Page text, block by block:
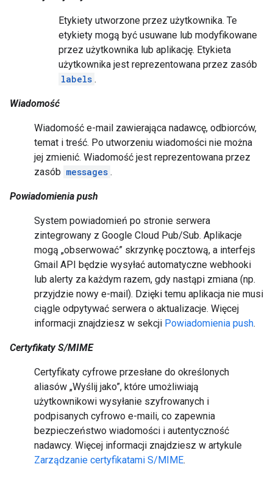
Etykiety utworzone przez użytkownika. Te
etykiety mogą być usuwane lub modyfikowane
przez użytkownika lub aplikację. Etykieta
użytkownika jest reprezentowana przez zasób
labels .
Wiadomość
Wiadomość e-mail zawierająca nadawcę, odbiorców,
temat i treść. Po utworzeniu wiadomości nie można
jej zmienić. Wiadomość jest reprezentowana przez
zasób messages .
Powiadomienia push
System powiadomień po stronie serwera
zintegrowany z Google Cloud Pub/Sub. Aplikacje
mogą „obserwować” skrzynkę pocztową, a interfejs
Gmail API będzie wysyłać automatyczne webhooki
lub alerty za każdym razem, gdy nastąpi zmiana (np.
przyjdzie nowy e-mail). Dzięki temu aplikacja nie musi
ciągle odpytywać serwera o aktualizacje. Więcej
informacji znajdziesz w sekcji Powiadomienia push.
Certyfikaty S/MIME
Certyfikaty cyfrowe przesłane do określonych
aliasów „Wyślij jako”, które umożliwiają
użytkownikowi wysyłanie szyfrowanych i
podpisanych cyfrowo e-maili, co zapewnia
bezpieczeństwo wiadomości i autentyczność
nadawcy. Więcej informacji znajdziesz w artykule
Zarządzanie certyfikatami S/MIME.